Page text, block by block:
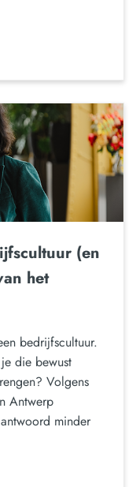
(en
het
bedrijfscultuur.
die bewust
Volgens
Antwerp
minder